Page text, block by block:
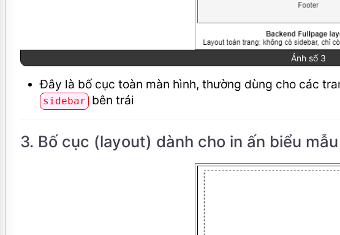
Ảnh số 3
Đây là bố cục toàn màn hình, thường dùng cho các
sidebar bên trái
3. Bố cục (layout) dành cho in ấn biểu